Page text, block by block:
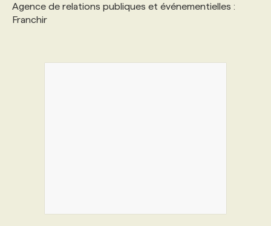
Agence de relations publiques et événementielles :
Franchir